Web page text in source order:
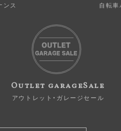
ンス 自転車
Outlet garageSale
アウトレット・ガレージセール